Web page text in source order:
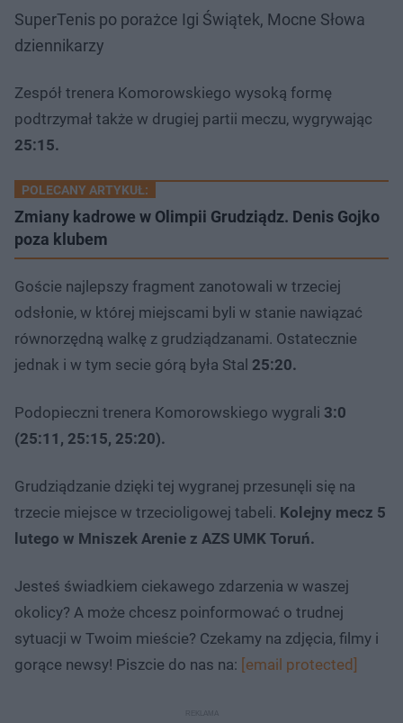
SuperTenis po porażce Igi Świątek, Mocne Słowa
dziennikarzy
Zespół trenera Komorowskiego wysoką formę
podtrzymał także w drugiej partii meczu, wygrywając
25:15.
POLECANY ARTYKUŁ:
Zmiany kadrowe w Olimpii Grudziądz. Denis Gojko
poza klubem
Goście najlepszy fragment zanotowali w trzeciej
odsłonie, w której miejscami byli w stanie nawiązać
równorzędną walkę z grudziądzanami. Ostatecznie
jednak i w tym secie górą była Stal 25:20.
Podopieczni trenera Komorowskiego wygrali 3:0
(25:11, 25:15, 25:20).
Grudziądzanie dzięki tej wygranej przesunęli się na
trzecie miejsce w trzecioligowej tabeli. Kolejny mecz 5
lutego w Mniszek Arenie z AZS UMK Toruń.
Jesteś świadkiem ciekawego zdarzenia w waszej
okolicy? A może chcesz poinformować o trudnej
sytuacji w Twoim mieście? Czekamy na zdjęcia, filmy i
gorące newsy! Piszcie do nas na: [email protected]